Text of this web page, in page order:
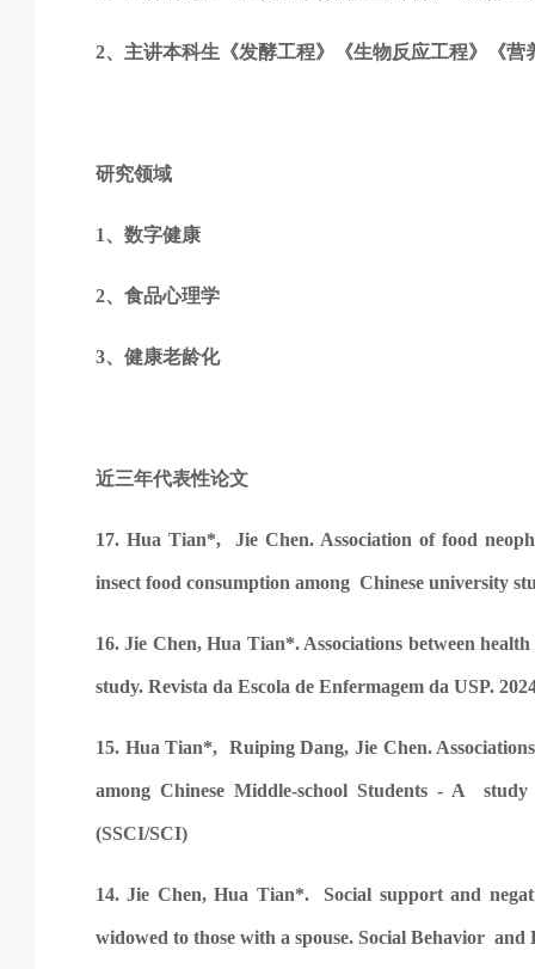
2、主讲本科生《发酵工程》《生物反应工程》《营
研究领域
1、数字健康
2、食品心理学
3、健康老龄化
近三年代表性论文
17. Hua Tian*, Jie Chen. Association of food
insect food consumption among Chinese university
16. Jie Chen, Hua Tian*. Associations between
study. Revista da Escola de Enfermagem da USP.
15. Hua Tian*, Ruiping Dang, Jie Chen.
among Chinese Middle-school Students - A
(SSCI/SCI)
14. Jie Chen, Hua Tian*. Social support and
widowed to those with a spouse. Social Behavior